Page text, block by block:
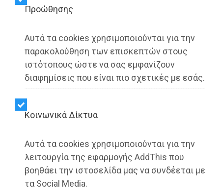
Προώθησης
Αυτά τα cookies χρησιμοποιούνται για την
παρακολούθηση των επισκεπτών στους
ιστότοπους ώστε να σας εμφανίζουν
διαφημίσεις που είναι πιο σχετικές με εσάς.
Kοινωνικά Δίκτυα
Αυτά τα cookies χρησιμοποιούνται για την
λειτουργία της εφαρμογής AddThis που
βοηθάει την ιστοσελίδα μας να συνδέεται με
τα Social Media.
«Η αποχώρηση του Σπύρου Λουκάτου -δεύτερη
διαδοχική ανεξαρτητοποίηση από την παράταξη
«Σύγχρονη Πολιτεία - Συνεργασία Ενεργών
Πολιτών» σε διάστημα λίγων ημερών- δεν μπορεί